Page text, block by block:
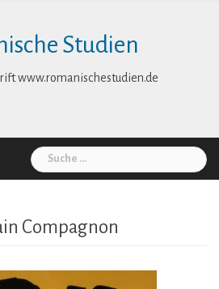
Studien
www.romanischestudien.de
Suche
nach:
Compagnon